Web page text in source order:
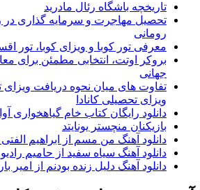
تاریخچه باشگاه رئال مادرید
تحصیل مهاجرت و سرمایه گذاری در
رومانی
معرفی تور کوبا و ویزای کوبا، تور
بروکر اوتت، انتخابی مطمئن برای
جهانی
تفاوت های میان نحوه دریافت ویزای
ویزای تحصیلی کانادا
دانلود رایگان کتاب خام گیاهخواری
بازیکنان منچستر یونایتد
دانلود آهنگ من مسم از ابراهیم
دانلود آهنگ سیاه سفید از حامیم
دانلود آهنگ دلیل زنده بودنم از امیر